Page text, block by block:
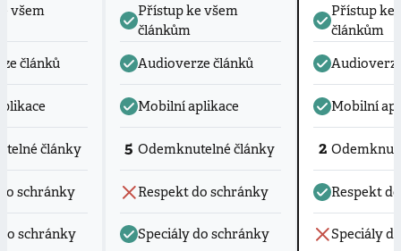
všem
článků
články
schránky
schránky
Přístup ke všem
článkům
Audioverze článků
Mobilní aplikace
5 Odemknutelné články
Respekt do schránky
Speciály do schránky
Přístup ke
článkům
Mobilní
2
Respekt
Speciály